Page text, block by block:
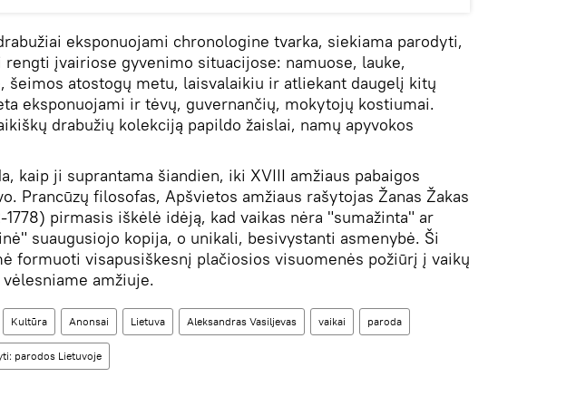
eksponuojami chronologine tvarka, siekiama parodyti,
rengti įvairiose gyvenimo situacijose: namuose, lauke,
šeimos atostogų metu, laisvalaikiu ir atliekant daugelį kitų
eksponuojami ir tėvų, guvernančių, mokytojų kostiumai.
drabužių kolekciją papildo žaislai, namų apyvokos
kaip ji suprantama šiandien, iki XVIII amžiaus pabaigos
Prancūzų filosofas, Apšvietos amžiaus rašytojas Žanas Žakas
1778) pirmasis iškėlė idėją, kad vaikas nėra "sumažinta" ar
suaugusiojo kopija, o unikali, besivystanti asmenybė. Ši
formuoti visapusiškesnį plačiosios visuomenės požiūrį į vaikų
amžiuje.
Kultūra Anonsai Lietuva Aleksandras Vasiljevas vaikai paroda
parodos Lietuvoje